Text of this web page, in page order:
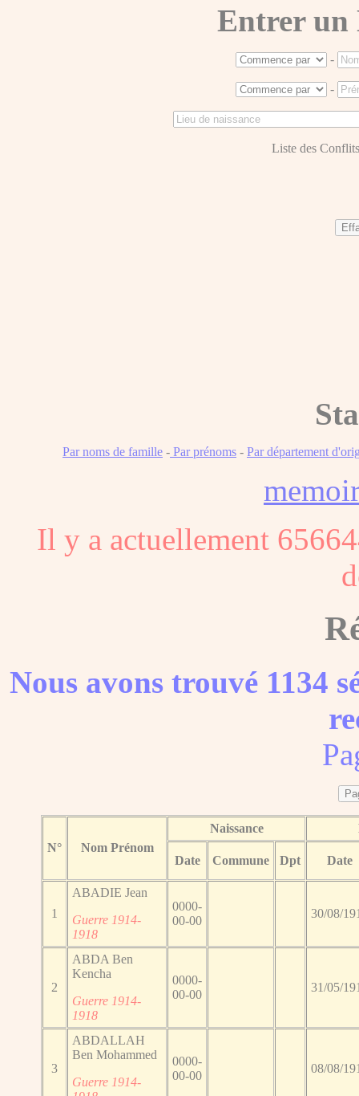
Entrer un
-
-
Liste des
Par noms de famille - Par prénoms - Par département
Il y a actuellement
Nous avons trouvé 1134
N° Nom Prénom
Naissance
Date Commune Dpt Date
1
ABADIE Jean
Guerre 1914-
1918
0000-
00-00
30/08/
2
ABDA Ben
Kencha
Guerre 1914-
1918
0000-
00-00
31/05/
3
ABDALLAH
Ben Mohammed
Guerre 1914-
0000-
00-00
08/08/